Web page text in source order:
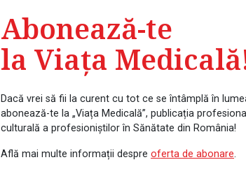
Abonează-te
la Viața
Dacă vrei să fii la curent cu tot ce se întâmplă în
abonează-te la „Viața Medicală”, publicația
culturală a profesioniștilor în Sănătate din România!
Află mai multe informații despre oferta de abonare.